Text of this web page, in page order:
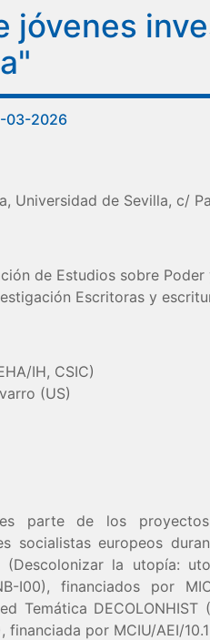
jóvenes
03-2026
Universidad de Sevilla, c/
de Estudios sobre
Escritoras y
IH, CSIC)
(US)
parte de los
socialistas europeos
(Descolonizar la utopía:
I00), financiados por
Temática
por MCIU/AEI/